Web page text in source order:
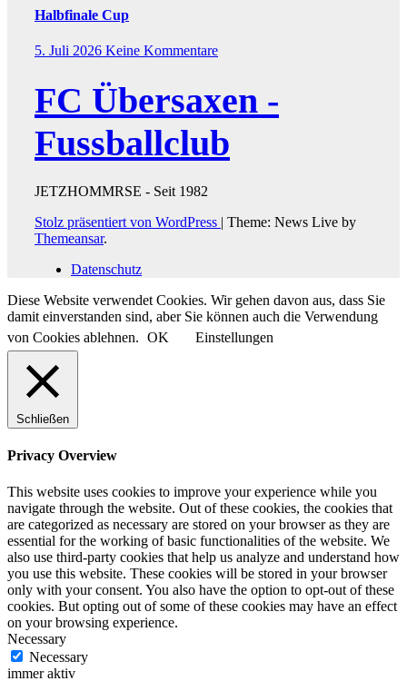
Halbfinale Cup
5. Juli 2026 Keine Kommentare
FC Übersaxen -
Fussballclub
JETZHOMMRSE - Seit 1982
Stolz präsentiert von WordPress | Theme: News Live by
Themeansar.
Datenschutz
Diese Website verwendet Cookies. Wir gehen davon aus, dass Sie
damit einverstanden sind, aber Sie können auch die Verwendung
von Cookies ablehnen. OK Einstellungen
Schließen
Privacy Overview
This website uses cookies to improve your experience while you
navigate through the website. Out of these cookies, the cookies that
are categorized as necessary are stored on your browser as they are
essential for the working of basic functionalities of the website. We
also use third-party cookies that help us analyze and understand how
you use this website. These cookies will be stored in your browser
only with your consent. You also have the option to opt-out of these
cookies. But opting out of some of these cookies may have an effect
on your browsing experience.
Necessary
Necessary
immer aktiv